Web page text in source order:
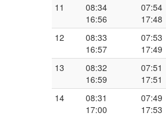
11
08:34
16:56
07:54
17:48
12
08:33
16:57
07:53
17:49
13
08:32
16:59
07:51
17:51
14
08:31
17:00
07:49
17:53